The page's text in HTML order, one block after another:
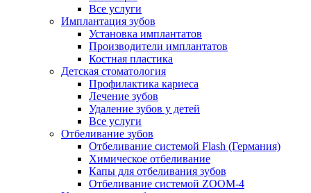
Все услуги
Имплантация зубов
Установка имплантатов
Производители имплантатов
Костная пластика
Детская стоматология
Профилактика кариеса
Лечение зубов
Удаление зубов у детей
Все услуги
Отбеливание зубов
Отбеливание системой Flash (Германия)
Химическое отбеливание
Капы для отбеливания зубов
Отбеливание системой ZOOM-4